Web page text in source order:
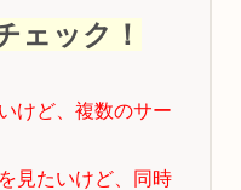
ェック！
けど、複数のサー
見たいけど、同時